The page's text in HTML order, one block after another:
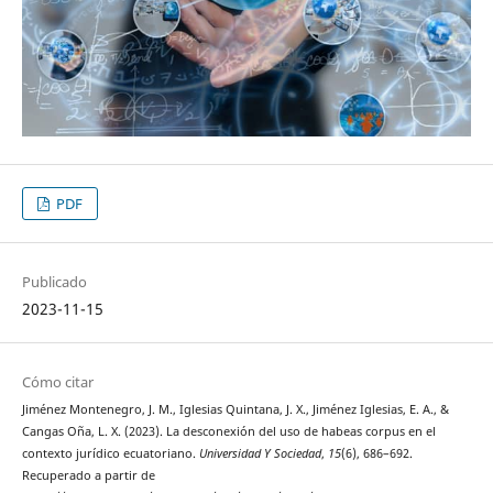
PDF
Publicado
2023-11-15
Cómo citar
Jiménez Montenegro, J. M., Iglesias Quintana, J. X., Jiménez Iglesias, E. A., &
Cangas Oña, L. X. (2023). La desconexión del uso de habeas corpus en el
contexto jurídico ecuatoriano. Universidad Y Sociedad, 15(6), 686–692.
Recuperado a partir de